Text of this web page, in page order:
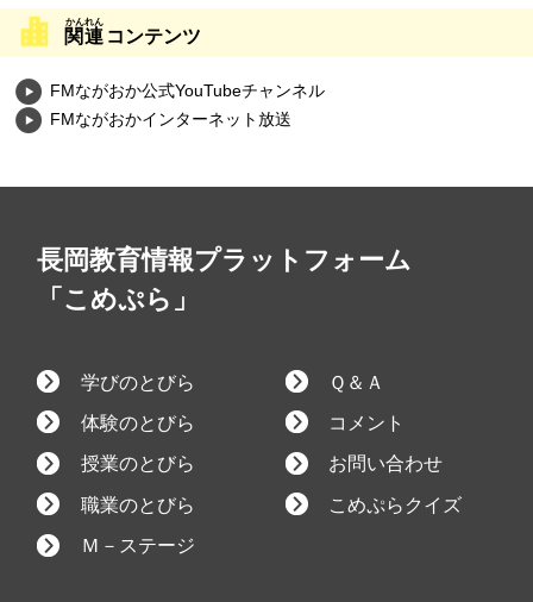
関連 コンテンツ
FMながおか公式YouTubeチャンネル
FMながおかインターネット放送
長岡教育情報プラットフォーム
「こめぷら」
学びのとびら
体験のとびら
授業のとびら
職業のとびら
Ｍ－ステージ
Ｑ＆Ａ
コメント
お問い合わせ
こめぷらクイズ